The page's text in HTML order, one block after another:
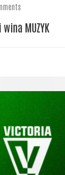
MUZYK